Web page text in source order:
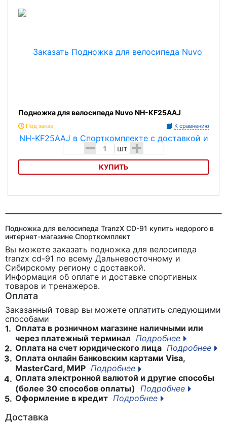
Подножка для велосипеда Nuvo NH-KF25AAJ
Под заказ К сравнению
- шт +
КУПИТЬ
Подножка для велосипеда TranzX CD-91 купить недорого в
интернет-магазине Спорткомплект
Вы можете заказать подножка для велосипеда
tranzx cd-91 по всему Дальневосточному и
Сибирскому региону с доставкой.
Информация об оплате и доставке спортивных
товаров и тренажеров.
Оплата
Заказанный товар вы можете оплатить следующими
способами
1. Оплата в розничном магазине наличными или
через платежный терминал Подробнее
2. Оплата на счет юридического лица Подробнее
3. Оплата онлайн банковским картами Visa,
MasterCard, МИР Подробнее
4. Оплата электронной валютой и другие способы
(более 30 способов оплаты)
Подробнее
5. Оформление в кредит Подробнее
Доставка